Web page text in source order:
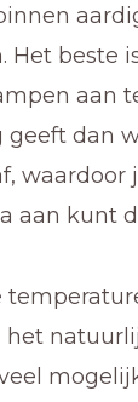
Het beste
aan
geeft dan
waardoor
aan kunt
het